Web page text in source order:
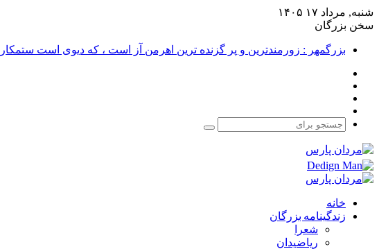
شنبه, مرداد ۱۷ ۱۴۰۵
سخن بزرگان
بزرگمهر : زورمندترین و پر گزنده ترین اهرمن آز است ، که دیوی است ستمکار
جستجو
خانه
زندگینامه بزرگان
شعرا
ریاضیدان